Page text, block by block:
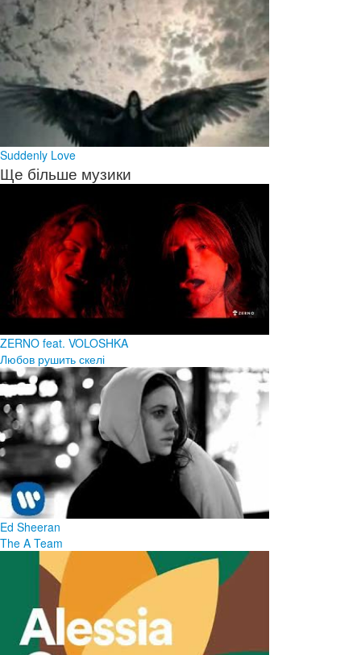
Suddenly Love
Ще більше музики
ZERNO feat. VOLOSHKA
Любов рушить скелі
Ed Sheeran
The A Team